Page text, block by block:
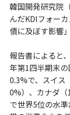
韓国開発研究院
んだKDIフォー
債に及ぼす影響
報告書によると
年第1四半期末
0.3%で、スイス
0%）、カナダ
で世界5位の水